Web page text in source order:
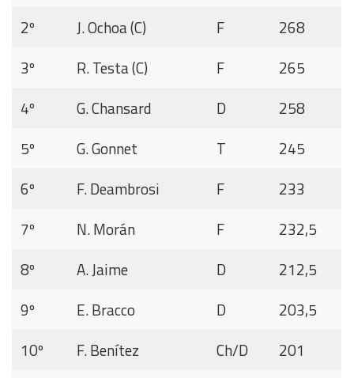
2º
J. Ochoa (C) F
268
3º
R. Testa (C) F
265
4º
G. Chansard D
258
5º
G. Gonnet T
245
6º
F. Deambrosi F
233
7º
N. Morán F
232,5
8º
A. Jaime D
212,5
9º
E. Bracco D
203,5
10º
F. Benítez Ch/D
201